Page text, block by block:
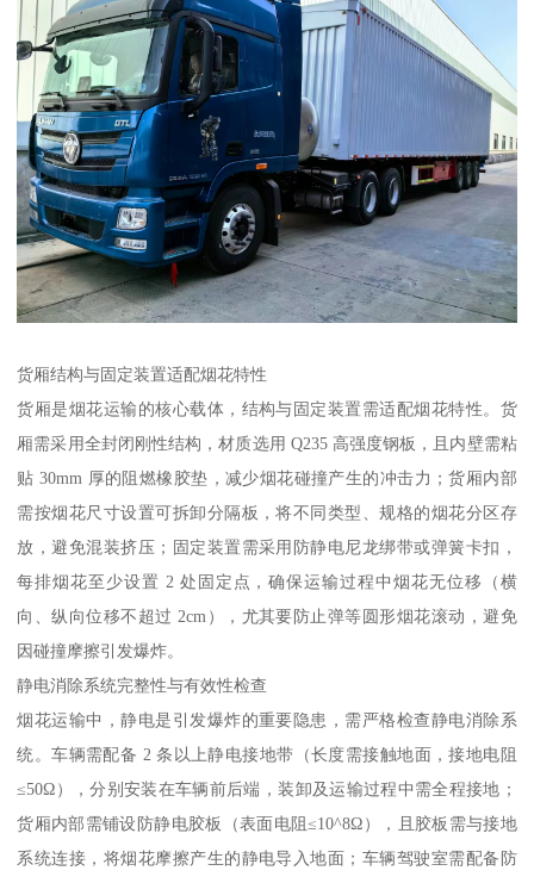
货厢结构与固定装置适配烟花特性​
货厢是烟花运输的核心载体，结构与固定装置需适配烟花特性。货
厢需采用全封闭刚性结构，材质选用 Q235 高强度钢板，且内壁需粘
贴 30mm 厚的阻燃橡胶垫，减少烟花碰撞产生的冲击力；货厢内部
需按烟花尺寸设置可拆卸分隔板，将不同类型、规格的烟花分区存
放，避免混装挤压；固定装置需采用防静电尼龙绑带或弹簧卡扣，
每排烟花至少设置 2 处固定点，确保运输过程中烟花无位移（横
向、纵向位移不超过 2cm），尤其要防止弹等圆形烟花滚动，避免
因碰撞摩擦引发爆炸。​
静电消除系统完整性与有效性检查​
烟花运输中，静电是引发爆炸的重要隐患，需严格检查静电消除系
统。车辆需配备 2 条以上静电接地带（长度需接触地面，接地电阻
≤50Ω），分别安装在车辆前后端，装卸及运输过程中需全程接地；
货厢内部需铺设防静电胶板（表面电阻≤10^8Ω），且胶板需与接地
系统连接，将烟花摩擦产生的静电导入地面；车辆驾驶室需配备防